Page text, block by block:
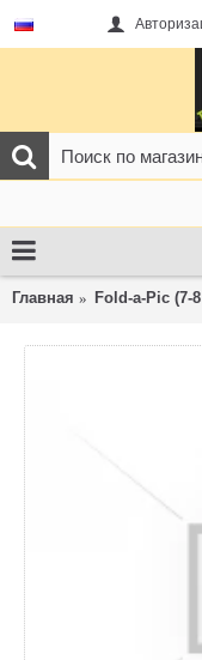
Главная Fold-a-Pic (7-